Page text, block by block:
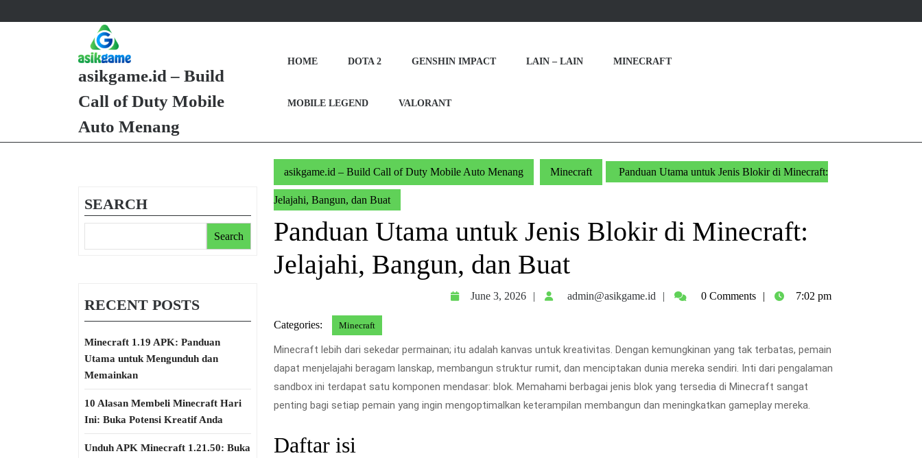
to
asikgame.id – Build
Call of Duty Mobile
Auto Menang
HOME DOTA 2 GENSHIN IMPACT LAIN – LAIN MINECRAFT
MOBILE LEGEND VALORANT
SEARCH
Search
RECENT POSTS
Minecraft 1.19 APK: Panduan
Utama untuk Mengunduh dan
Memainkan
10 Alasan Membeli Minecraft Hari
Ini: Buka Potensi Kreatif Anda
Unduh APK Minecraft 1.21.50: Buka
asikgame.id – Build Call of Duty Mobile Auto Menang Minecraft Panduan Utama untuk Jenis Blokir di Minecraft:
Jelajahi, Bangun, dan Buat
Panduan Utama untuk Jenis Blokir di Minecraft:
Jelajahi, Bangun, dan Buat
June 3, 2026
June
admin@asikgame.id admin@asikgame.id
0 Comments 7:02 pm
Categories: Minecraft
Minecraft lebih dari sekedar permainan; itu adalah kanvas untuk kreativitas. Dengan kemungkinan yang tak terbatas, pemain
dapat menjelajahi beragam lanskap, membangun struktur rumit, dan menciptakan dunia mereka sendiri. Inti dari pengalaman
sandbox ini terdapat satu komponen mendasar: blok. Memahami berbagai jenis blok yang tersedia di Minecraft sangat
penting bagi setiap pemain yang ingin mengoptimalkan keterampilan membangun dan meningkatkan gameplay mereka.
Daftar isi